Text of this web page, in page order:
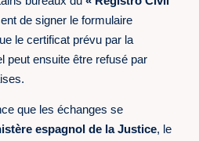
de signer le formulaire
le certificat prévu par la
peut ensuite être refusé par
que les échanges se
espagnol de la Justice, le